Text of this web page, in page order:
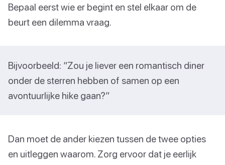
Bepaal eerst wie er begint en stel elkaar om de
beurt een dilemma vraag.
Bijvoorbeeld: “Zou je liever een romantisch diner
onder de sterren hebben of samen op een
avontuurlijke hike gaan?”
Dan moet de ander kiezen tussen de twee opties
en uitleggen waarom. Zorg ervoor dat je eerlijk